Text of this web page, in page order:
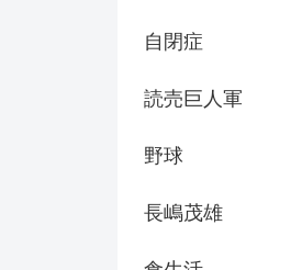
自閉症
読売巨人軍
野球
長嶋茂雄